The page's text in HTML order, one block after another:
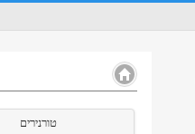
טורנירים